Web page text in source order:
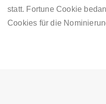
statt. Fortune Cookie
Cookies für die